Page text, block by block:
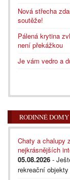
Nová střecha
soutěže!
Pálená krytina
není překážkou
Je vám vedro a
RODINNÉ DOMY
Chaty a chalupy
nejkrásnějších
05.08.2026 -
rekreační